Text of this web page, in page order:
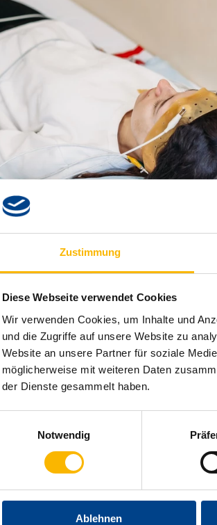
Zustimmung
Diese Webseite verwendet Cookies
Wir verwenden Cookies, um Inhalte und
und die Zugriffe auf unsere Website zu
Website an unsere Partner für soziale
möglicherweise mit weiteren Daten
der Dienste gesammelt haben.
Notwendig
Ablehnen
Empfehlungen
Lebensumstände und
wie möglich
„Was ist noch
Sie unterZertifizierte